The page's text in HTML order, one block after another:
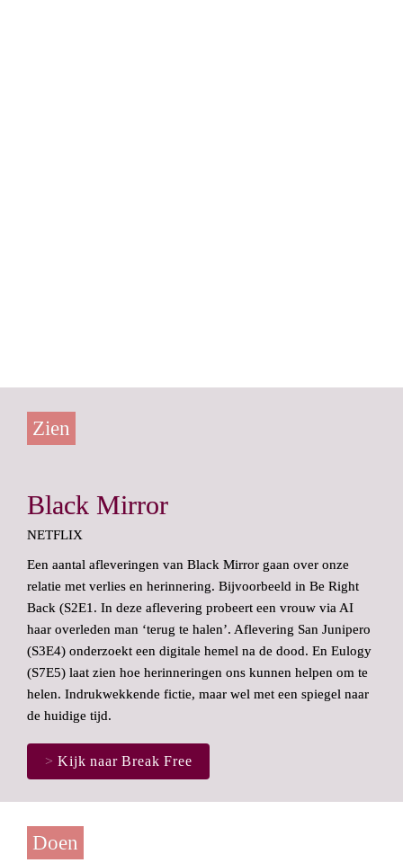
Zien
Black Mirror
NETFLIX
Een aantal afleveringen van Black Mirror gaan over onze
relatie met verlies en herinnering. Bijvoorbeeld in Be Right
Back (S2E1. In deze aflevering probeert een vrouw via AI
haar overleden man ‘terug te halen’. Aflevering San Junipero
(S3E4) onderzoekt een digitale hemel na de dood. En Eulogy
(S7E5) laat zien hoe herinneringen ons kunnen helpen om te
helen. Indrukwekkende fictie, maar wel met een spiegel naar
de huidige tijd.
> Kijk naar Break Free
Doen